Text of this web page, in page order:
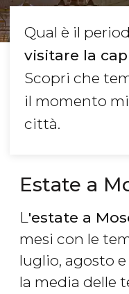
Qual è il
visitare la
Scopri che
il momento
città.
Estate a
L'estate a
mesi con le
luglio, agosto
la media delle